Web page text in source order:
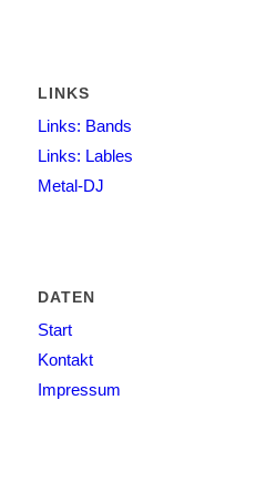
LINKS
Links: Bands
Links: Lables
Metal-DJ
DATEN
Start
Kontakt
Impressum